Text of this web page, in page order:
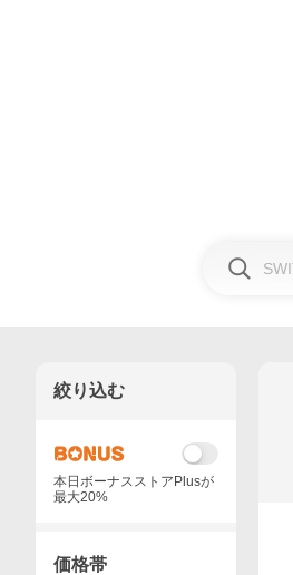
絞り込む
本日ボーナスストアPlusが
最大20%
価格帯